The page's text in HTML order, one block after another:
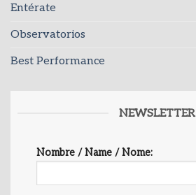
Entérate
Observatorios
Best Performance
NEWSLETTER
Nombre / Name / Nome: